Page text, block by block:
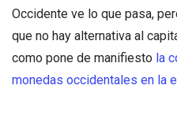
Occidente ve lo que pasa,
que no hay alternativa al
como pone de manifiesto la
monedas occidentales en la